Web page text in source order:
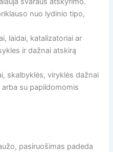
nuo lydinio tipo,
laidai, katalizatoriai ar
ir dažnai atskirą
skalbyklės, viryklės dažnai
su papildomomis
pasiruošimas padeda